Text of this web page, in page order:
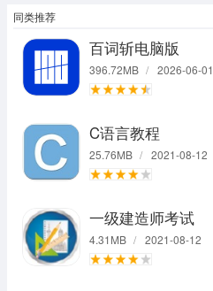
同类推荐
百词斩电脑版
396.72MB / 2026-06-01
C语言教程
25.76MB / 2021-08-12
一级建造师考试
4.31MB / 2021-08-12